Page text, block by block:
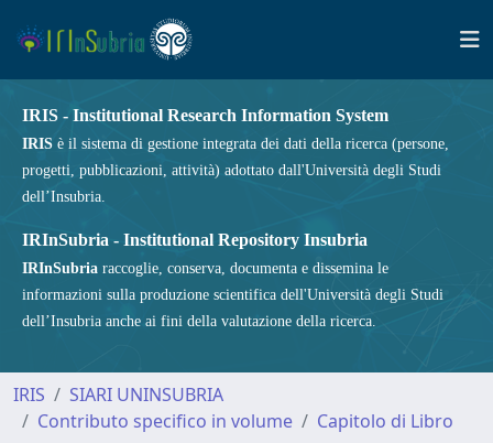
IRIS - Institutional Research Information System
IRIS è il sistema di gestione integrata dei dati della ricerca (persone,
progetti, pubblicazioni, attività) adottato dall'Università degli Studi
dell’Insubria.
IRInSubria - Institutional Repository Insubria
IRInSubria raccoglie, conserva, documenta e dissemina le
informazioni sulla produzione scientifica dell'Università degli Studi
dell’Insubria anche ai fini della valutazione della ricerca.
IRIS
SIARI UNINSUBRIA
Contributo specifico in volume
Capitolo di Libro